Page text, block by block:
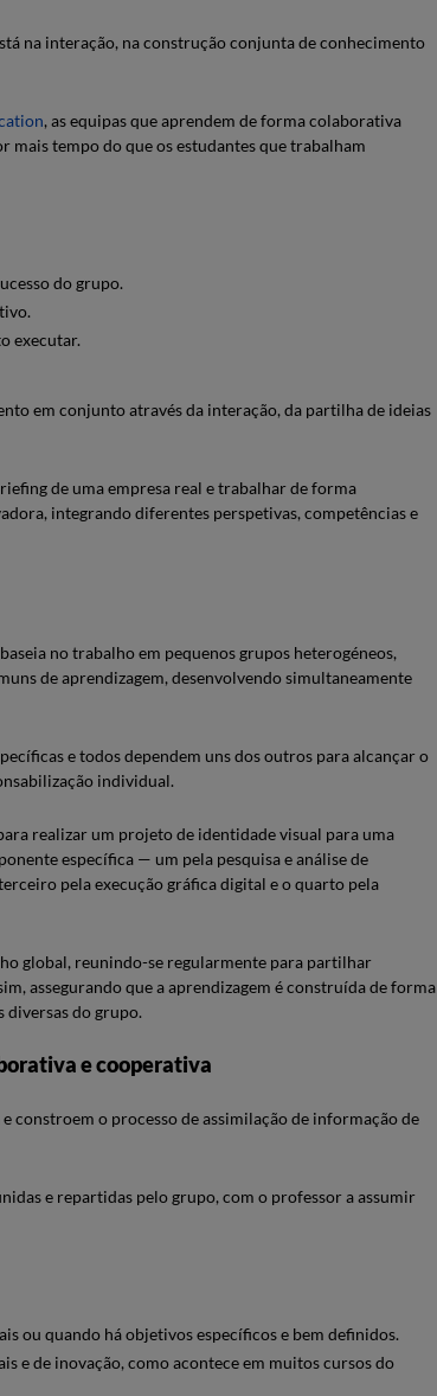
na interação, na construção conjunta de conhecimento
, as equipas que aprendem de forma colaborativa
mais tempo do que os estudantes que trabalham
do grupo.
executar.
em conjunto através da interação, da partilha de ideias
de uma empresa real e trabalhar de forma
integrando diferentes perspetivas, competências e
no trabalho em pequenos grupos heterogéneos,
de aprendizagem, desenvolvendo simultaneamente
e todos dependem uns dos outros para alcançar o
individual.
realizar um projeto de identidade visual para uma
específica — um pela pesquisa e análise de
pela execução gráfica digital e o quarto pela
global, reunindo-se regularmente para partilhar
assegurando que a aprendizagem é construída de forma
diversas do grupo.
e cooperativa
constroem o processo de assimilação de informação de
e repartidas pelo grupo, com o professor a assumir
ou quando há objetivos específicos e bem definidos.
e de inovação, como acontece em muitos cursos do